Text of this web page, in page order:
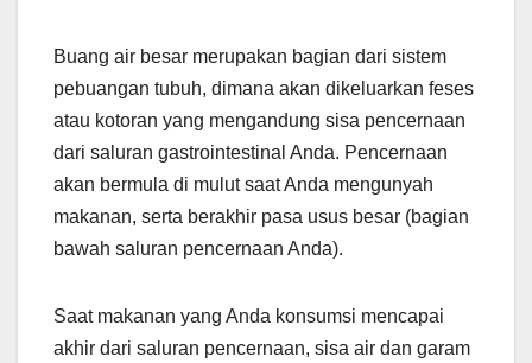
Buang air besar merupakan bagian dari sistem
pebuangan tubuh, dimana akan dikeluarkan feses
atau kotoran yang mengandung sisa pencernaan
dari saluran gastrointestinal Anda. Pencernaan
akan bermula di mulut saat Anda mengunyah
makanan, serta berakhir pasa usus besar (bagian
bawah saluran pencernaan Anda).
Saat makanan yang Anda konsumsi mencapai
akhir dari saluran pencernaan, sisa air dan garam